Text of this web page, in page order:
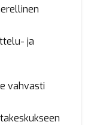
ja
vahvasti